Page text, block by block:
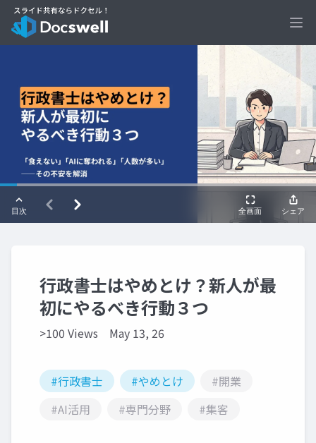
行政書士はやめとけ？新人が最
初にやるべき行動３つ
>100 Views May 13, 26
#行政書士 #やめとけ
#開業
#AI活用
#専門分野 #集客